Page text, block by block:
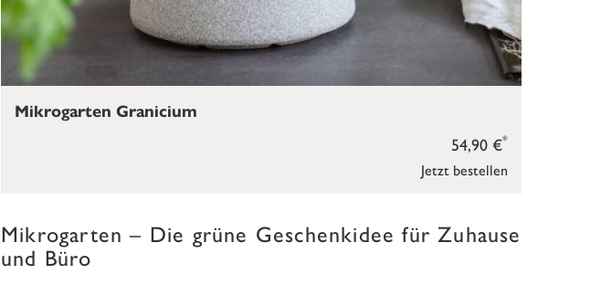
Jetzt bestellen
54,90 €*
Mikrogarten Granicium
Mikrogarten – Die grüne Geschenkidee für Zuhause
und Büro